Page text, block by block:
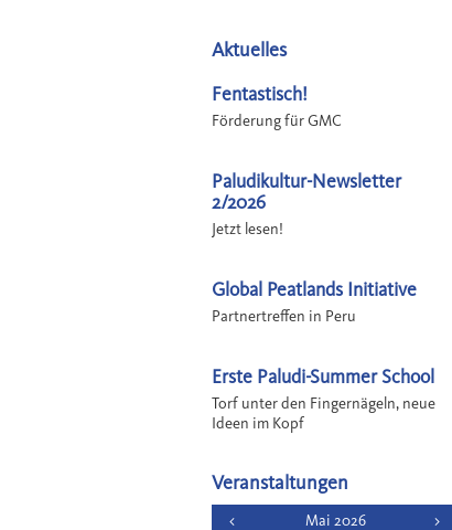
Aktuelles
Fentastisch!
Förderung für GMC
Paludikultur-Newsletter
2/2026
Jetzt lesen!
Global Peatlands Initiative
Partnertreffen in Peru
Erste Paludi-Summer School
Torf unter den Fingernägeln, neue
Ideen im Kopf
Veranstaltungen
< Mai 2026 >